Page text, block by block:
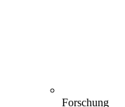
Forschung